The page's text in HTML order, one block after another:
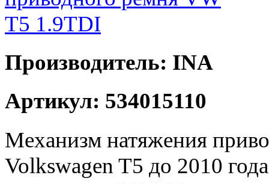
Производитель: INA
Артикул: 534015110
Механизм натяжения
Volkswagen T5 до 2010